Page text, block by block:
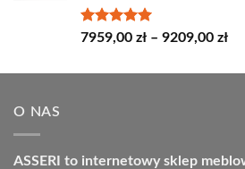
Oceniono
7959,00 zł – 9209,00 zł
od
O NAS
ASSERI to internetowy sklep